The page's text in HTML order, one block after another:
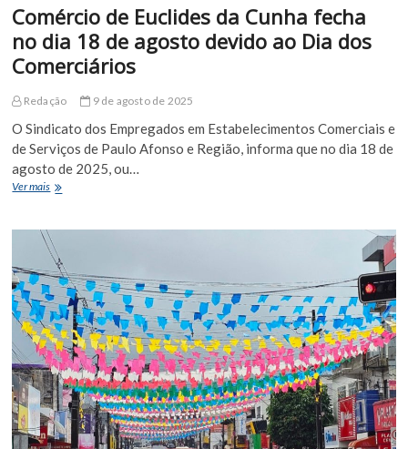
Comércio de Euclides da Cunha fecha
no dia 18 de agosto devido ao Dia dos
Comerciários
Redação 9 de agosto de 2025
O Sindicato dos Empregados em Estabelecimentos Comerciais e
de Serviços de Paulo Afonso e Região, informa que no dia 18 de
agosto de 2025, ou…
Ver maisComércio
da
Cunha
fecha
no
dia
18
de
agosto
devido
ao
Dia
dos
Comerciários